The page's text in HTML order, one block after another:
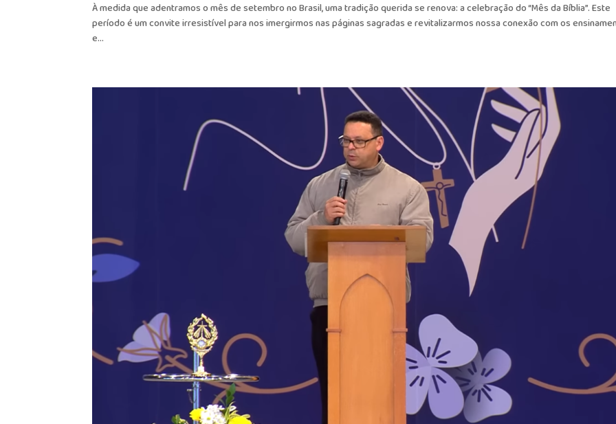
À medida que adentramos o mês de setembro no Brasil, uma tradição querida se renova: a celebração do “Mês da Bíblia”. Este
período é um convite irresistível para nos imergirmos nas páginas sagradas e revitalizarmos nossa conexão com os
e...